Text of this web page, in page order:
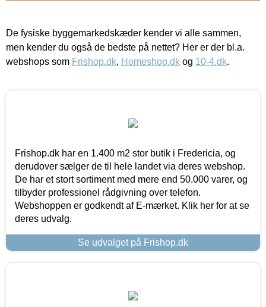
De fysiske byggemarkedskæder kender vi alle sammen,
men kender du også de bedste på nettet? Her er der bl.a.
webshops som Frishop.dk, Homeshop.dk og 10-4.dk.
Frishop.dk har en 1.400 m2 stor butik i Fredericia, og
derudover sælger de til hele landet via deres webshop.
De har et stort sortiment med mere end 50.000 varer, og
tilbyder professionel rådgivning over telefon.
Webshoppen er godkendt af E-mærket. Klik her for at se
deres udvalg.
Se udvalget på Frishop.dk